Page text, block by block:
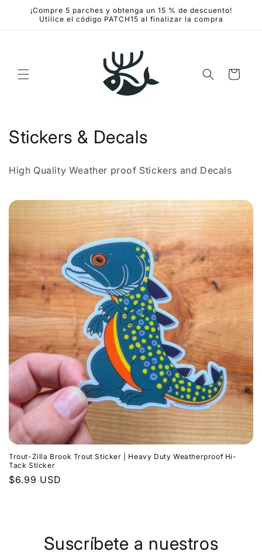
directamente
al contenido
¡Compre 5 parches y obtenga un 15 % de descuento!
Utilice el código PATCH15 al finalizar la compra
Carrito
C
e
c
i
ó
n
:
Stickers & Decals
High Quality Weather proof Stickers and Decals
Trout-Zilla Brook Trout Sticker | Heavy Duty Weatherproof Hi-
Tack Sticker
Precio
$6.99 USD
Suscríbete a nuestros